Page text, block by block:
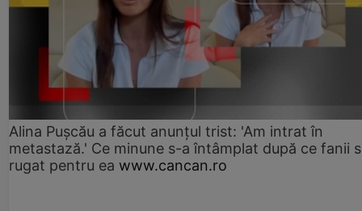
Alina Pușcău a făcut anunțul trist: 'Am intrat în
metastază.' Ce minune s-a întâmplat după ce fanii
rugat pentru ea www.cancan.ro